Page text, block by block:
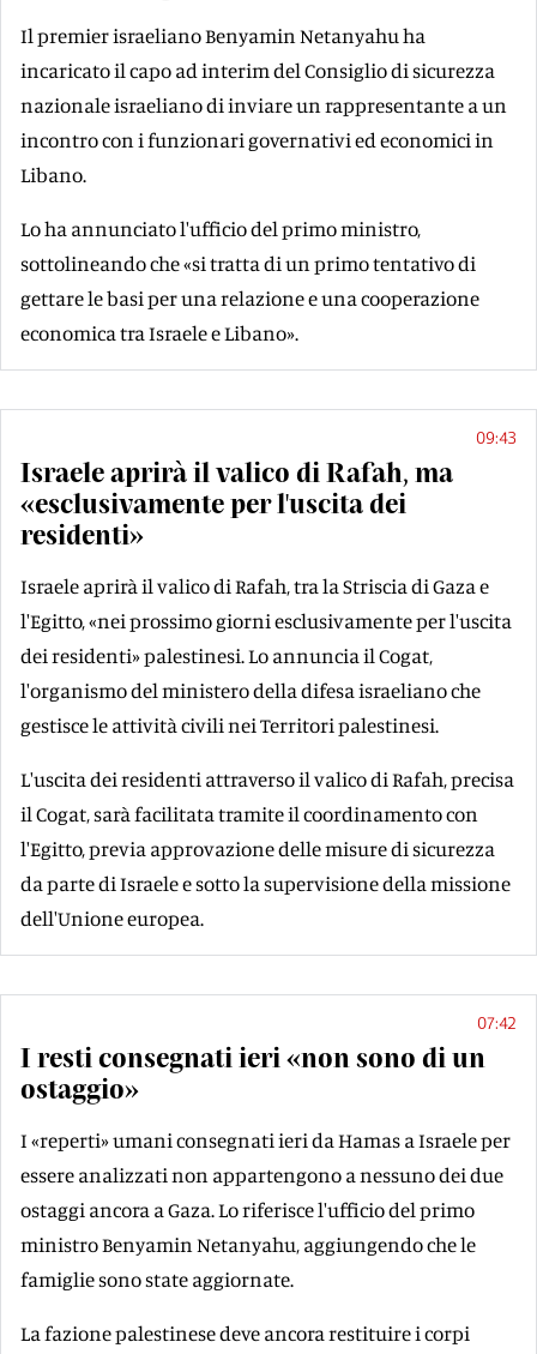
Il premier israeliano Benyamin Netanyahu ha
incaricato il capo ad interim del Consiglio di sicurezza
nazionale israeliano di inviare un rappresentante a un
incontro con i funzionari governativi ed economici in
Libano.
Lo ha annunciato l'ufficio del primo ministro,
sottolineando che «si tratta di un primo tentativo di
gettare le basi per una relazione e una cooperazione
economica tra Israele e Libano».
09:43
Israele aprirà il valico di Rafah, ma
«esclusivamente per l'uscita dei
residenti»
Israele aprirà il valico di Rafah, tra la Striscia di Gaza e
l'Egitto, «nei prossimo giorni esclusivamente per l'uscita
dei residenti» palestinesi. Lo annuncia il Cogat,
l'organismo del ministero della difesa israeliano che
gestisce le attività civili nei Territori palestinesi.
L'uscita dei residenti attraverso il valico di Rafah, precisa
il Cogat, sarà facilitata tramite il coordinamento con
l'Egitto, previa approvazione delle misure di sicurezza
da parte di Israele e sotto la supervisione della missione
dell'Unione europea.
07:42
I resti consegnati ieri «non sono di un
ostaggio»
I «reperti» umani consegnati ieri da Hamas a Israele per
essere analizzati non appartengono a nessuno dei due
ostaggi ancora a Gaza. Lo riferisce l'ufficio del primo
ministro Benyamin Netanyahu, aggiungendo che le
famiglie sono state aggiornate.
La fazione palestinese deve ancora restituire i corpi